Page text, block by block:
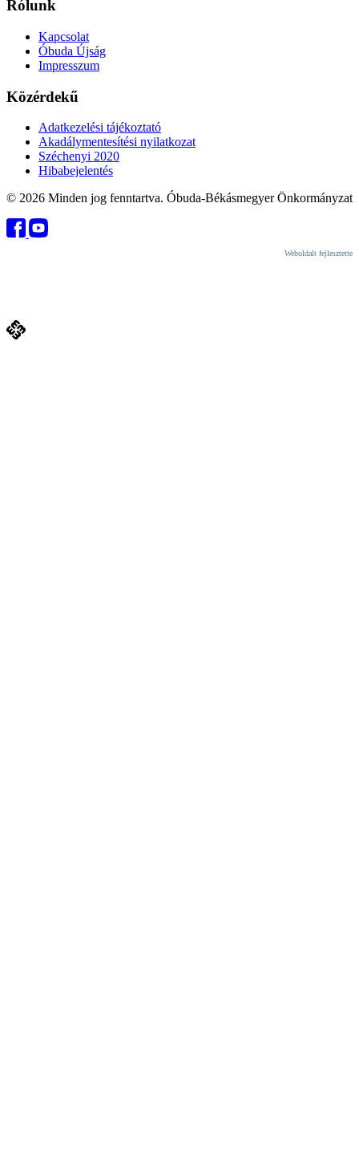
Rólunk
Kapcsolat
Óbuda Újság
Impresszum
Közérdekű
Adatkezelési tájékoztató
Akadálymentesítési nyilatkozat
Széchenyi 2020
Hibabejelentés
© 2026 Minden jog fenntartva. Óbuda-Békásmegyer Önkormányzat
Weboldalt fejlesztette